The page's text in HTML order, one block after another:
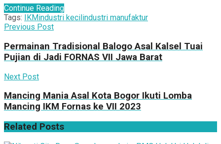
Continue Reading
Tags: IKMindustri kecilindustri manufaktur
Previous Post
Permainan Tradisional Balogo Asal Kalsel Tuai
Pujian di Jadi FORNAS VII Jawa Barat
Next Post
Mancing Mania Asal Kota Bogor Ikuti Lomba
Mancing IKM Fornas ke VII 2023
Related Posts